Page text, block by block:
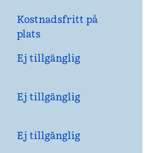
Kostnadsfritt på
plats
Ej tillgänglig
Ej tillgänglig
Ej tillgänglig